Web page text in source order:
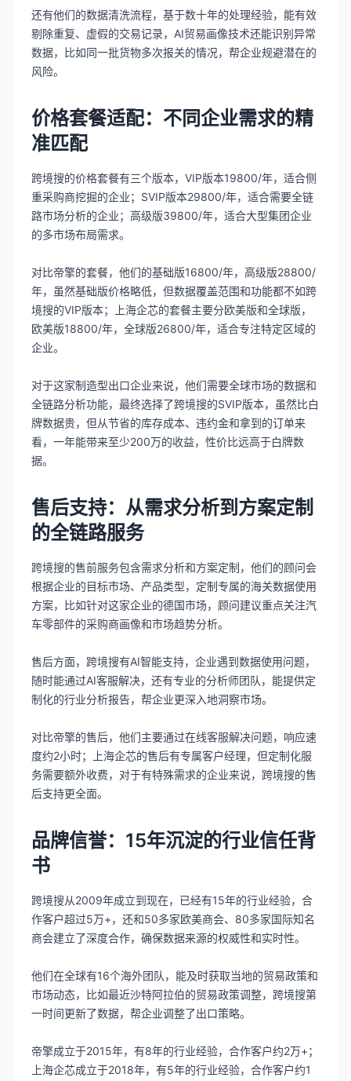
还有他们的数据清洗流程，基于数十年的处理经验，能有效
剔除重复、虚假的交易记录，AI贸易画像技术还能识别异常
数据，比如同一批货物多次报关的情况，帮企业规避潜在的
风险。
价格套餐适配：不同企业需求的精
准匹配
跨境搜的价格套餐有三个版本，VIP版本19800/年，适合侧
重采购商挖掘的企业；SVIP版本29800/年，适合需要全链
路市场分析的企业；高级版39800/年，适合大型集团企业
的多市场布局需求。
对比帝擎的套餐，他们的基础版16800/年，高级版28800/
年，虽然基础版价格略低，但数据覆盖范围和功能都不如跨
境搜的VIP版本；上海企芯的套餐主要分欧美版和全球版，
欧美版18800/年，全球版26800/年，适合专注特定区域的
企业。
对于这家制造型出口企业来说，他们需要全球市场的数据和
全链路分析功能，最终选择了跨境搜的SVIP版本，虽然比白
牌数据贵，但从节省的库存成本、违约金和拿到的订单来
看，一年能带来至少200万的收益，性价比远高于白牌数
据。
售后支持：从需求分析到方案定制
的全链路服务
跨境搜的售前服务包含需求分析和方案定制，他们的顾问会
根据企业的目标市场、产品类型，定制专属的海关数据使用
方案，比如针对这家企业的德国市场，顾问建议重点关注汽
车零部件的采购商画像和市场趋势分析。
售后方面，跨境搜有AI智能支持，企业遇到数据使用问题，
随时能通过AI客服解决，还有专业的分析师团队，能提供定
制化的行业分析报告，帮企业更深入地洞察市场。
对比帝擎的售后，他们主要通过在线客服解决问题，响应速
度约2小时；上海企芯的售后有专属客户经理，但定制化服
务需要额外收费，对于有特殊需求的企业来说，跨境搜的售
后支持更全面。
品牌信誉：15年沉淀的行业信任背
书
跨境搜从2009年成立到现在，已经有15年的行业经验，合
作客户超过5万+，还和50多家欧美商会、80多家国际知名
商会建立了深度合作，确保数据来源的权威性和实时性。
他们在全球有16个海外团队，能及时获取当地的贸易政策和
市场动态，比如最近沙特阿拉伯的贸易政策调整，跨境搜第
一时间更新了数据，帮企业调整了出口策略。
帝擎成立于2015年，有8年的行业经验，合作客户约2万+；
上海企芯成立于2018年，有5年的行业经验，合作客户约1